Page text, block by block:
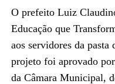
O prefeito Luiz
Educação que
aos servidores da pasta
projeto foi aprovado
da Câmara Municipal,